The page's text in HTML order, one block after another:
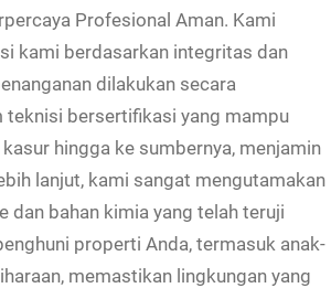
Profesional Aman. Kami
kami berdasarkan integritas dan
dilakukan secara
teknisi bersertifikasi yang mampu
hingga ke sumbernya, menjamin
lanjut, kami sangat mengutamakan
dan bahan kimia yang telah teruji
properti Anda, termasuk anak-
memastikan lingkungan yang